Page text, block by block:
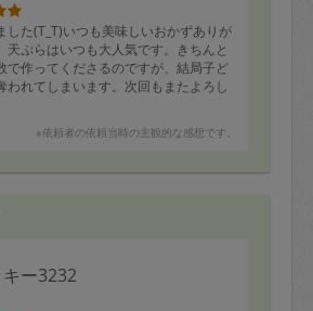
した(T_T)いつも美味しいおかずありが
天ぷらはいつも大人気です。きちんと
で作ってくださるのですが、結局子ど
われてしまいます。次回もまたよろし
※依頼者の依頼当時の主観的な感想です。
キー3232